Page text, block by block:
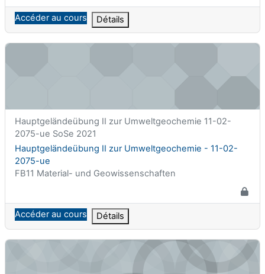
Accéder au cours Détails
Hauptgeländeübung II zur Umweltgeochemie - 11-02-2075-ue
Nom abrégé du cours
Hauptgeländeübung II zur Umweltgeochemie 11-02-
2075-ue SoSe 2021
Nom du cours
Hauptgeländeübung II zur Umweltgeochemie - 11-02-
2075-ue
Catégorie de cours
FB11 Material- und Geowissenschaften
Accéder au cours Détails
Materialwissenschaft IV - 11-01-1027-vl